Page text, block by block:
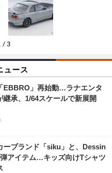
/ 3
ュース
EBBRO」再始動…ラナエンタ
継承、1/64スケールで新展開
ーブランド「siku」と、Dessin
アイテム…キッズ向けTシャツ